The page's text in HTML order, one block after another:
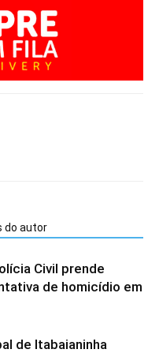
do autor
Civil prende
de homicídio em
de Itabaianinha